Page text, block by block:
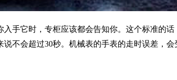
它时，专柜应该都会告知你。这个标准的话
不会超过30秒。机械表的手表的走时误差，会